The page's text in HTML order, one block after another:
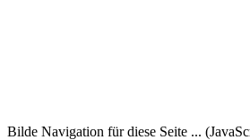
Bilde Navigation für diese Seite ...